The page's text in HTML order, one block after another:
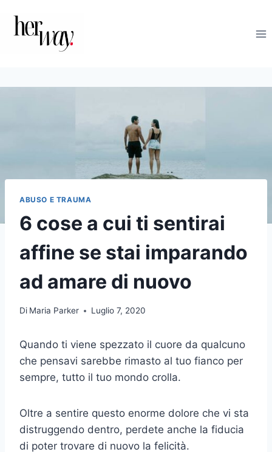
contenuto
ABUSO E TRAUMA
6 cose a cui ti sentirai
affine se stai imparando
ad amare di nuovo
Di Maria Parker Luglio 7, 2020
Quando ti viene spezzato il cuore da qualcuno
che pensavi sarebbe rimasto al tuo fianco per
sempre, tutto il tuo mondo crolla.
Oltre a sentire questo enorme dolore che vi sta
distruggendo dentro, perdete anche la fiducia
di poter trovare di nuovo la felicità.